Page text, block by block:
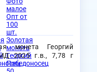
монета Георгий
2025 г.в., 7,78 г